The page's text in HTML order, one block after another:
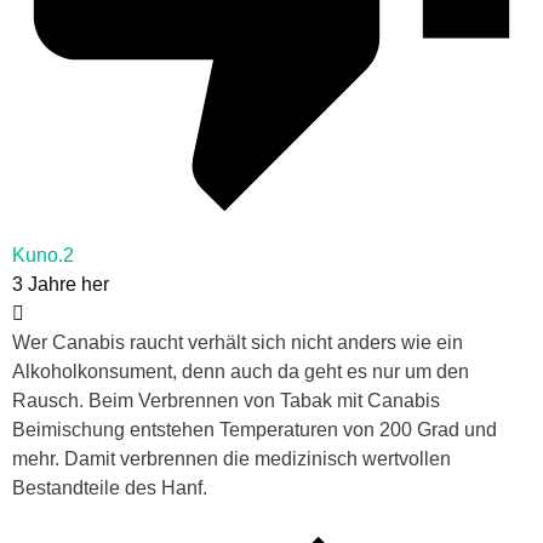
Kuno.2
3 Jahre her
Wer Canabis raucht verhält sich nicht anders wie ein
Alkoholkonsument, denn auch da geht es nur um den
Rausch. Beim Verbrennen von Tabak mit Canabis
Beimischung entstehen Temperaturen von 200 Grad und
mehr. Damit verbrennen die medizinisch wertvollen
Bestandteile des Hanf.